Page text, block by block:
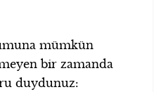
mümkün
bir zamanda
duydunuz: